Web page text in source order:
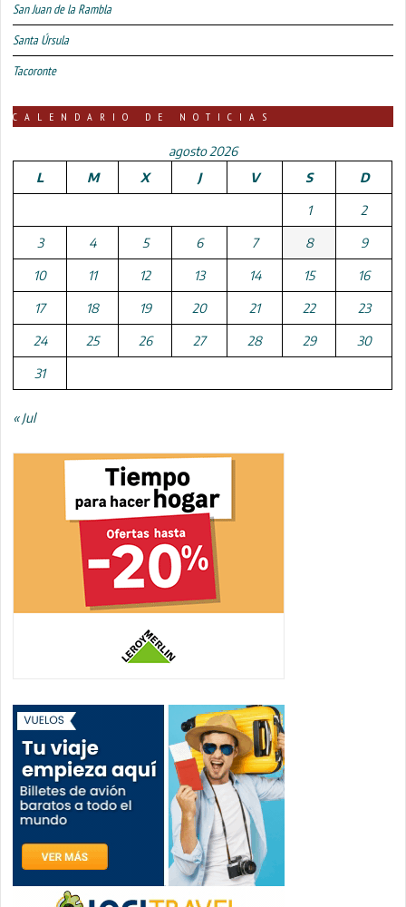
San Juan de la Rambla
Santa Úrsula
Tacoronte
CALENDARIO DE NOTICIAS
agosto 2026
L
M X J V S D
1 2
3 4 5 6 7 8 9
10 11 12 13 14 15 16
17 18 19 20 21 22 23
24 25 26 27 28 29 30
31
« Jul